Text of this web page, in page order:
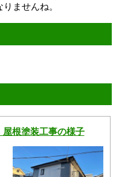
ませんね。
根塗装工事の様子